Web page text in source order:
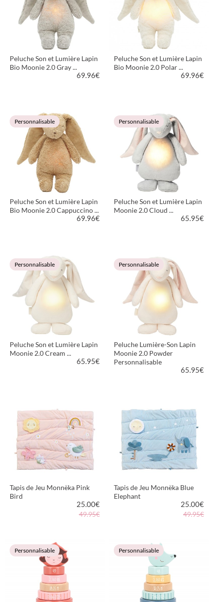
Peluche Son et Lumière Lapin
Bio Moonie 2.0 Gray ...
69.96€
VOIR LE PRODUIT
Peluche Son et Lumière Lapin
Bio Moonie 2.0 Polar ...
69.96€
VOIR LE PRODUIT
Personnalisable
Peluche Son et Lumière Lapin
Bio Moonie 2.0 Cappuccino ...
69.96€
VOIR LE PRODUIT
Personnalisable
Peluche Son et Lumière Lapin
Moonie 2.0 Cloud ...
65.95€
VOIR LE PRODUIT
Personnalisable
Peluche Son et Lumière Lapin
Moonie 2.0 Cream ...
65.95€
Personnalisable
Peluche Lumière-Son Lapin
Moonie 2.0 Powder
Personnalisable
65.95€
Tapis de Jeu Monnëka Pink
Bird
25.00€
49.95€
VOIR LE PRODUIT
Tapis de Jeu Monnëka Blue
Elephant
25.00€
49.95€
VOIR LE PRODUIT
Personnalisable Personnalisable